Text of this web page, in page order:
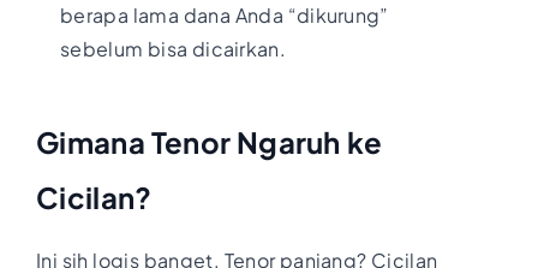
berapa lama dana Anda “dikurung”
sebelum bisa dicairkan.
Gimana Tenor Ngaruh ke
Cicilan?
Ini sih logis banget. Tenor panjang? Cicilan